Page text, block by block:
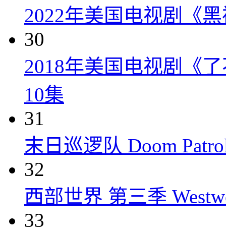
2022年美国电视剧《
30
2018年美国电视剧《
10集
31
末日巡逻队 Doom
32
西部世界 第三季
33